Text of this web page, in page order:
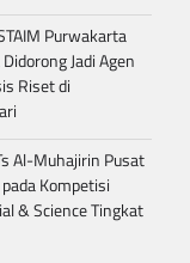
Purwakarta
Jadi Agen
Riset di
Al-Muhajirin Pusat
Kompetisi
& Science Tingkat